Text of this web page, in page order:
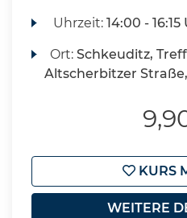
Uhrzeit:14:00 - 16:15
Ort:Schkeuditz,
Altscherbitzer
KURS
WEITERE